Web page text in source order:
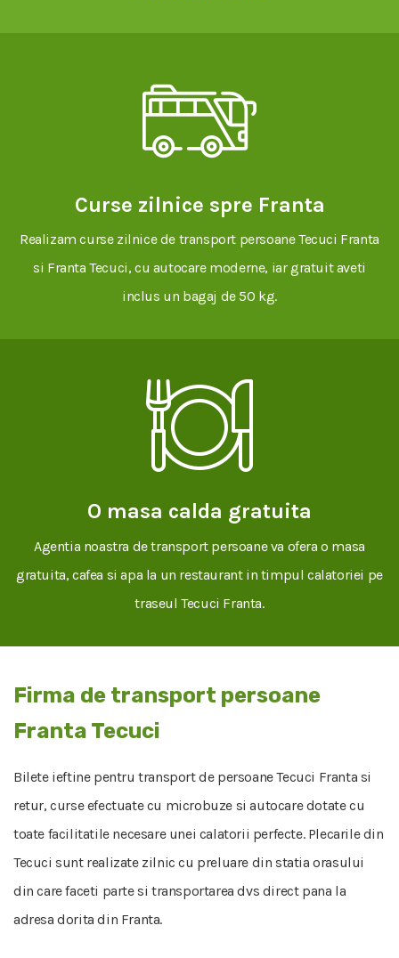
Curse zilnice spre Franta
Realizam curse zilnice de transport persoane Tecuci Franta
si Franta Tecuci, cu autocare moderne, iar gratuit aveti
inclus un bagaj de 50 kg.
O masa calda gratuita
Agentia noastra de transport persoane va ofera o masa
gratuita, cafea si apa la un restaurant in timpul calatoriei pe
traseul Tecuci Franta.
Firma de transport persoane
Franta Tecuci
Bilete ieftine pentru transport de persoane Tecuci Franta si
retur, curse efectuate cu microbuze si autocare dotate cu
toate facilitatile necesare unei calatorii perfecte. Plecarile din
Tecuci sunt realizate zilnic cu preluare din statia orasului
din care faceti parte si transportarea dvs direct pana la
adresa dorita din Franta.